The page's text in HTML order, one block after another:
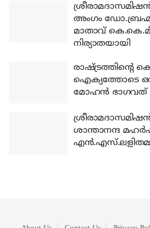
അംഗം
മാതാവ്
നിര്യാതയായി
രാഷ്ട്രത്തിന്റെ
ഐക്യത്തോടെ
മോഹന്‍ ഭാഗവത്
ശാന്താനന്ദ
എന്‍.എസ്.ലളിതമ്മ